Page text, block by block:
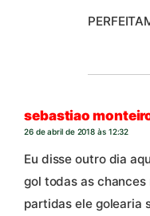
sebastiao
26 de abril de 2018 às 12:32
Eu disse outro dia
gol todas as
partidas ele golearia